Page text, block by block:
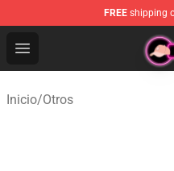
FREE shipping
Open menu
Anime Cap Shop -
Inicio/Otros